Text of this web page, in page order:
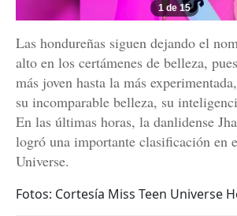
1 de 15
Las hondureñas siguen dejando el
alto en los certámenes de belleza,
más joven hasta la más
su incomparable belleza, su
En las últimas horas, la danlidense
logró una importante clasificación en
Universe.
Fotos: Cortesía Miss Teen Universe